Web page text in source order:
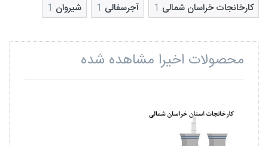
کارخانجات خراسان شمالی 1 آجرسفالی 1 شیروان 1
محصولات اخیرا مشاهده شده